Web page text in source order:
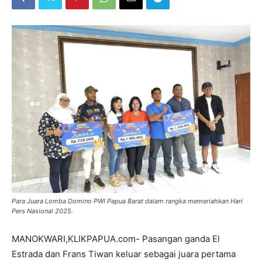
Para Juara Lomba Domino PWI Papua Barat dalam rangka memeriahkan Hari
Pers Nasional 2025.
MANOKWARI,KLIKPAPUA.com- Pasangan ganda El
Estrada dan Frans Tiwan keluar sebagai juara pertama